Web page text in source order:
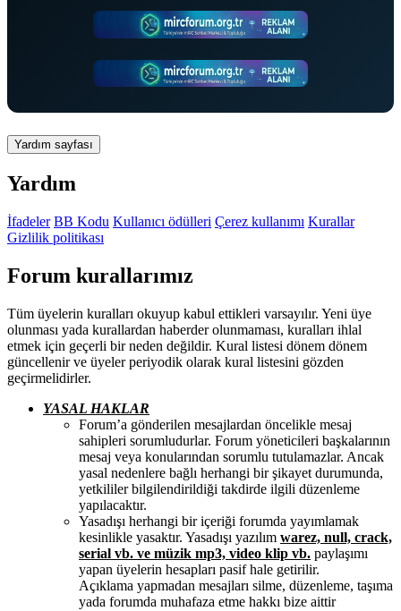
Yardım sayfası
Yardım
İfadeler BB Kodu Kullanıcı ödülleri Çerez kullanımı Kurallar
Gizlilik politikası
Forum kurallarımız
Tüm üyelerin kuralları okuyup kabul ettikleri varsayılır. Yeni üye
olunması yada kurallardan haberder olunmaması, kuralları ihlal
etmek için geçerli bir neden değildir. Kural listesi dönem dönem
güncellenir ve üyeler periyodik olarak kural listesini gözden
geçirmelidirler.
YASAL HAKLAR
Forum’a gönderilen mesajlardan öncelikle mesaj
sahipleri sorumludurlar. Forum yöneticileri başkalarının
mesaj veya konularından sorumlu tutulamazlar. Ancak
yasal nedenlere bağlı herhangi bir şikayet durumunda,
yetkililer bilgilendirildiği takdirde ilgili düzenleme
yapılacaktır.
Yasadışı herhangi bir içeriği forumda yayımlamak
kesinlikle yasaktır. Yasadışı yazılım warez, null, crack,
serial vb. ve müzik mp3, video klip vb. paylaşımı
yapan üyelerin hesapları pasif hale getirilir.
Açıklama yapmadan mesajları silme, düzenleme, taşıma
yada forumda muhafaza etme hakkı bize aittir